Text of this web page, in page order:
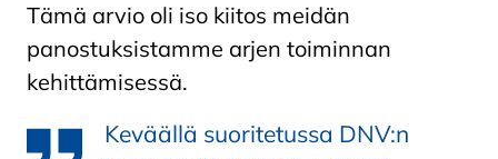
Tämä arvio oli iso kiitos meidän
panostuksistamme arjen toiminnan
kehittämisessä.
Keväällä suoritetussa DNV:n